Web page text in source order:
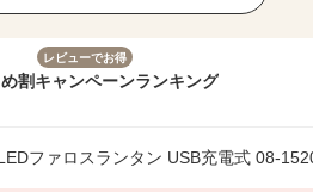
割
レビューでお得
キャンペーンランキング
ファロスランタン USB充電式 08-